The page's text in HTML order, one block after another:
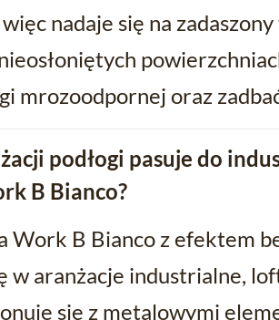
nadaje się na
mrozoodpornej oraz
podłogi pasuje do
B Bianco?
Work B Bianco z efektem
w aranżacje industrialne,
się z metalowymi